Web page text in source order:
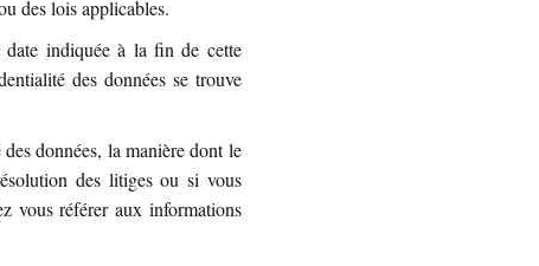
des lois applicables.
indiquée à la fin de cette
des données se trouve
données, la manière dont le
des litiges ou si vous
vous référer aux informations